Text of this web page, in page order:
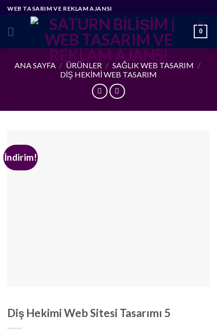
Skip
content
WEB TASARIM VE REKLAM AJANSI
0
ANA SAYFA / ÜRÜNLER / SAĞLIK WEB TASARIM /
DIŞ HEKIMI WEB TASARIM
İndirim!
Diş Hekimi Web Sitesi Tasarımı 5